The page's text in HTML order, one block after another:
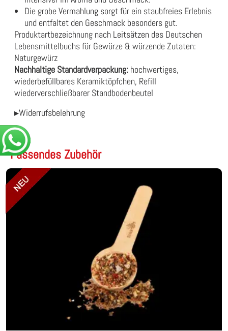
Die grobe Vermahlung sorgt für ein staubfreies Erlebnis
und entfaltet den Geschmack besonders gut.
Produktartbezeichnung nach Leitsätzen des Deutschen
Lebensmittelbuchs für Gewürze & würzende Zutaten:
Naturgewürz
Nachhaltige Standardverpackung: hochwertiges,
wiederbefüllbares Keramiktöpfchen, Refill
wiederverschließbarer Standbodenbeutel
▸Widerrufsbelehrung
Passendes Zubehör